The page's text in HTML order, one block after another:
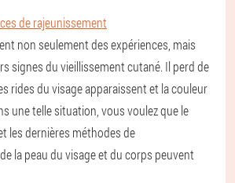
de rajeunissement
non seulement des expériences, mais
signes du vieillissement cutané. Il perd de
rides du visage apparaissent et la couleur
une telle situation, vous voulez que le
les dernières méthodes de
la peau du visage et du corps peuvent